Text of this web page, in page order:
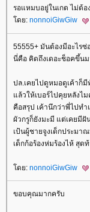
รอแหมบอยู่ในเกต ไม่ต้อ
ดย: nonnoiGiwGiw
55555+ มันต้องมีอะไรซ่อ
นี่คือ คิดถึงเดอะช็อคขึ้น
ปล.เคยไปดูหมอดูเค้าก็
ล้วให้เบอร์ไปคุยหลังไ
คือสรุป เค้านึกว่าพี่ไปท
ผัวกรูก็ยังมะมี แต่เคยมี
เป้นผู้ชายจูงเด็กประมา
เด็กก้อร้องห่มร้องไห้ สุ
ดย: nonnoiGiwGiw
ขอบคุณมากครับ